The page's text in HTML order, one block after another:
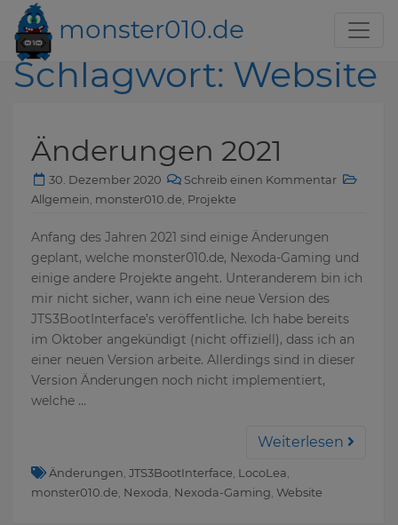
monster010.de
Schlagwort: Website
Änderungen 2021
30. Dezember 2020
Schreib einen Kommentar
Allgemein monster010.de Projekte
Anfang des Jahren 2021 sind einige Änderungen
geplant, welche monster010.de, Nexoda-Gaming und
einige andere Projekte angeht. Unteranderem bin ich
mir nicht sicher, wann ich eine neue Version des
JTS3BootInterface’s veröffentliche. Ich habe bereits
im Oktober angekündigt (nicht offiziell), dass ich an
einer neuen Version arbeite. Allerdings sind in dieser
Version Änderungen noch nicht implementiert,
welche …
Weiterlesen
Änderungen JTS3BootInterface LocoLea
monster010.de Nexoda Nexoda-Gaming Website